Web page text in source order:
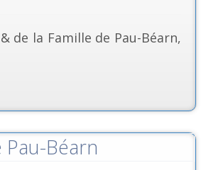
de la Famille de Pau-Béarn,
Béarn